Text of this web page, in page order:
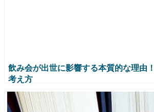
飲み会が出世に影響する本質的な理由
考え方